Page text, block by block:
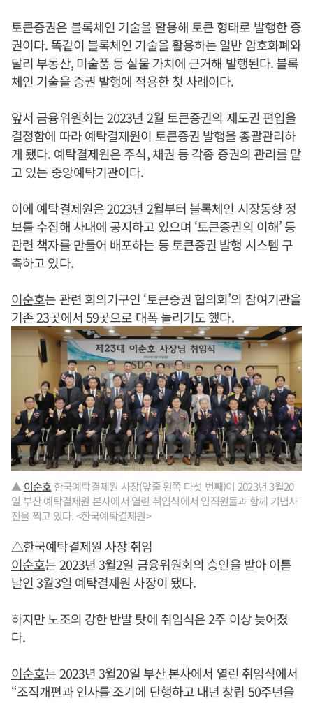
토큰증권은 블록체인 기술을 활용해 토큰 형태로 발행한 증
권이다. 똑같이 블록체인 기술을 활용하는 일반 암호화폐와
달리 부동산, 미술품 등 실물 가치에 근거해 발행된다. 블록
체인 기술을 증권 발행에 적용한 첫 사례이다.
앞서 금융위원회는 2023년 2월 토큰증권의 제도권 편입을
결정함에 따라 예탁결제원이 토큰증권 발행을 총괄관리하
게 됐다. 예탁결제원은 주식, 채권 등 각종 증권의 관리를 맡
고 있는 중앙예탁기관이다.
이에 예탁결제원은 2023년 2월부터 블록체인 시장동향 정
보를 수집해 사내에 공지하고 있으며 ‘토큰증권의 이해’ 등
관련 책자를 만들어 배포하는 등 토큰증권 발행 시스템 구
축하고 있다.
이순호는 관련 회의기구인 ‘토큰증권 협의회’의 참여기관을
기존 23곳에서 59곳으로 대폭 늘리기도 했다.
▲ 이순호 한국예탁결제원 사장(앞줄 왼쪽 다섯 번째)이 2023년 3월20
일 부산 예탁결제원 본사에서 열린 취임식에서 임직원들과 함께 기념사
진을 찍고 있다. <한국예탁결제원>
△한국예탁결제원 사장 취임
이순호는 2023년 3월2일 금융위원회의 승인을 받아 이튿
날인 3월3일 예탁결제원 사장이 됐다.
하지만 노조의 강한 반발 탓에 취임식은 2주 이상 늦어졌
다.
이순호는 2023년 3월20일 부산 본사에서 열린 취임식에서
“조직개편과 인사를 조기에 단행하고 내년 창립 50주년을